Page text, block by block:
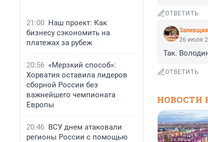
21:00 Наш проект: Как
бизнесу сэкономить на
платежах за рубеж
20:56 «Мерзкий способ»:
Хорватия оставила лидеров
сборной России без
важнейшего чемпионата
Европы
20:46 ВСУ днем атаковали
регионы России с помощью
ОТВЕТИТЬ
26 июля
Так.
ОТВЕТИТЬ
НОВОСТИ